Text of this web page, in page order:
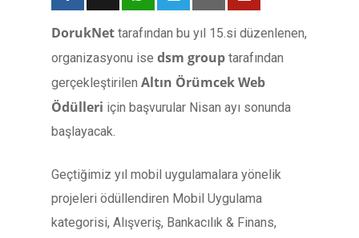
DorukNet tarafından bu yıl 15.si düzenlenen,
organizasyonu ise dsm group tarafından
gerçekleştirilen Altın Örümcek Web
Ödülleri için başvurular Nisan ayı sonunda
başlayacak.
Geçtiğimiz yıl mobil uygulamalara yönelik
projeleri ödüllendiren Mobil Uygulama
kategorisi, Alışveriş, Bankacılık & Finans,